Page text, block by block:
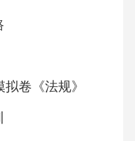
标准实验设计数
论能否独立设计
选择适当的实验
材和试剂。能否
卷《法规》